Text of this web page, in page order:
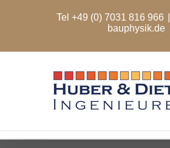
Tel +49 (0) 7031 816 966
bauphysik.de